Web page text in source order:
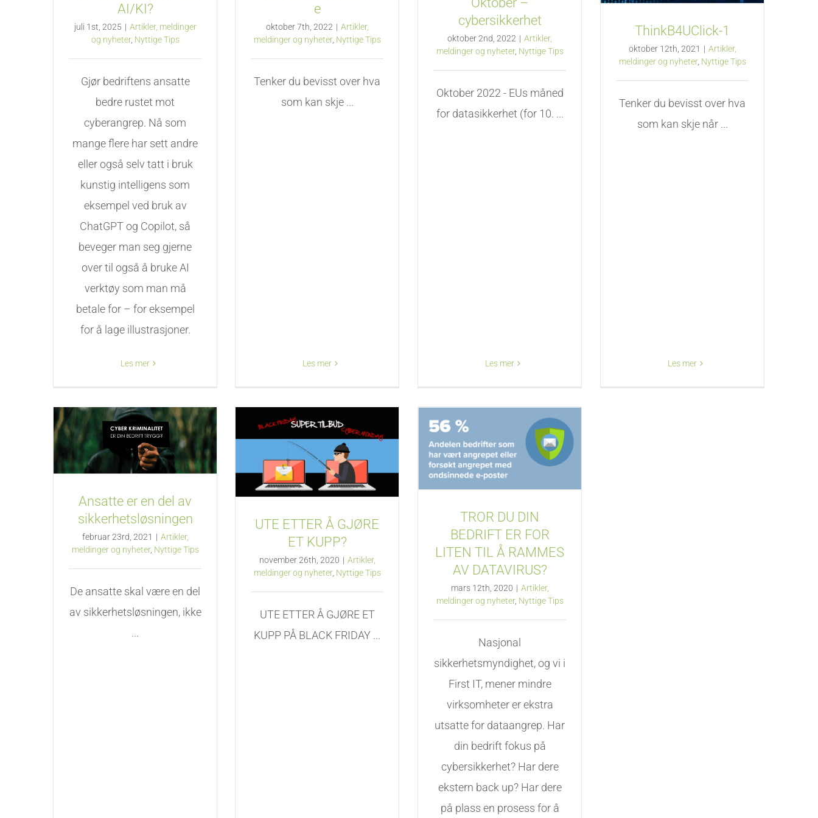
AI/KI?
juli 1st, 2025 | Artikler, meldinger
og nyheter, Nyttige Tips
Gjør bedriftens ansatte
bedre rustet mot
cyberangrep. Nå som
mange flere har sett andre
eller også selv tatt i bruk
kunstig intelligens som
eksempel ved bruk av
ChatGPT og Copilot, så
beveger man seg gjerne
over til også å bruke AI
verktøy som man må
betale for – for eksempel
for å lage illustrasjoner.
Les mer
e
oktober 7th, 2022 | Artikler,
meldinger og nyheter, Nyttige Tips
Tenker du bevisst over hva
som kan skje ...
Les mer
cybersikkerhet
oktober 2nd, 2022 | Artikler,
meldinger og nyheter, Nyttige Tips
Oktober 2022 - EUs måned
for datasikkerhet (for 10. ...
Les mer
ThinkB4UClick-1
oktober 12th, 2021 | Artikler,
meldinger og nyheter, Nyttige Tips
Tenker du bevisst over hva
som kan skje når ...
Les mer
Ansatte er en del av
sikkerhetsløsningen
februar 23rd, 2021 | Artikler,
meldinger og nyheter, Nyttige Tips
De ansatte skal være en del
av sikkerhetsløsningen, ikke
...
UTE ETTER Å GJØRE
ET KUPP?
november 26th, 2020 | Artikler,
meldinger og nyheter, Nyttige Tips
UTE ETTER Å GJØRE ET
KUPP PÅ BLACK FRIDAY ...
TROR DU DIN
BEDRIFT ER FOR
LITEN TIL Å RAMMES
AV DATAVIRUS?
mars 12th, 2020 | Artikler,
meldinger og nyheter, Nyttige Tips
Nasjonal
sikkerhetsmyndighet, og vi i
First IT, mener mindre
virksomheter er ekstra
utsatte for dataangrep. Har
din bedrift fokus på
cybersikkerhet? Har dere
ekstern back up? Har dere
på plass en prosess for å